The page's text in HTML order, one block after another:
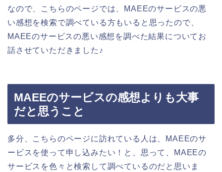
なので、こちらのページでは、MAEEのサービスの悪
い感想を検索で調べている方もいると思ったので、
MAEEのサービスの悪い感想を調べた結果についてお
話させていただきました♪
MAEEのサービスの感想よりも大事
だと思うこと
多分、こちらのページに訪れている人は、MAEEのサ
ービスを使って申し込みたい！と、思って、MAEEの
サービスを色々と検索して調べているのだと思いま